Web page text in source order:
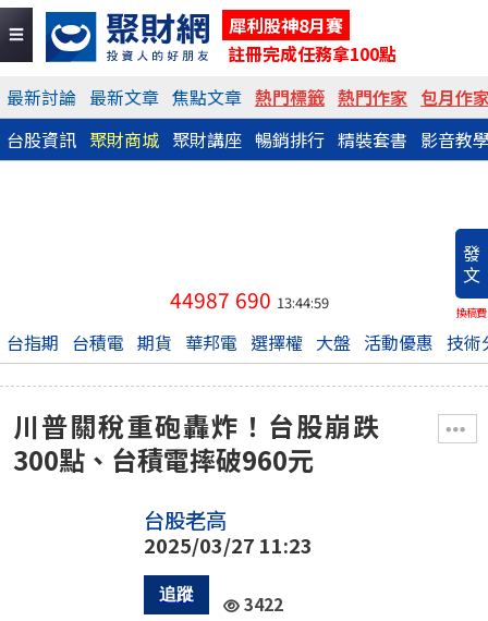
犀利股神8月賽
註冊完成任務拿100點
最新討論 最新文章 焦點文章 熱門標籤 熱門作家 包月作
台股資訊 聚財商城 聚財講座 暢銷排行 精裝套書 影音教
發
文
換稿費
44987 690 13:44:59
台指期 台積電 期貨 華邦電 選擇權 大盤 活動優惠 技術
川普關稅重砲轟炸！台股崩跌
300點、台積電摔破960元
台股老高
2025/03/27 11:23
3422